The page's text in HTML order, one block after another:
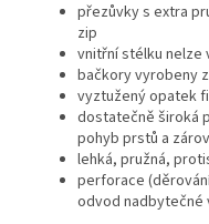
přezůvky s extra
zip
vnitřní stélku nelze
bačkory vyrobeny
vyztužený opatek
dostatečně široká
pohyb prstů a
lehká, pružná,
perforace
odvod nadbytečné